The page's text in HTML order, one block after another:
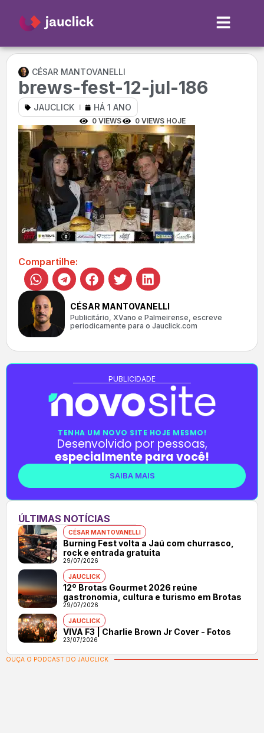
CÉSAR MANTOVANELLI
brews-fest-12-jul-186
JAUCLICK HÁ 1 ANO
0 VIEWS 0 VIEWS HOJE
Compartilhe:
CÉSAR MANTOVANELLI
Publicitário, XVano e Palmeirense, escreve
periodicamente para o Jauclick.com
PUBLICIDADE
TENHA UM NOVO SITE HOJE MESMO!
Desenvolvido por pessoas,
especialmente para você!
SAIBA MAIS
ÚLTIMAS NOTÍCIAS
CÉSAR MANTOVANELLI
Burning Fest volta a Jaú com churrasco,
rock e entrada gratuita
29/07/2026
JAUCLICK
12º Brotas Gourmet 2026 reúne
gastronomia, cultura e turismo em Brotas
29/07/2026
JAUCLICK
VIVA F3 | Charlie Brown Jr Cover - Fotos
23/07/2026
OUÇA O PODCAST DO JAUCLICK